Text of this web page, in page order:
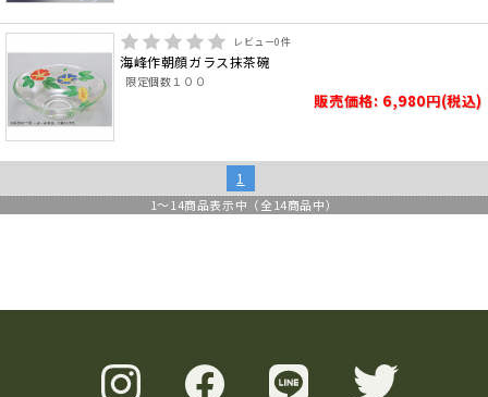
レビュー0件
海峰作朝顔ガラス抹茶碗
限定個数１００
販売価格: 6,980円(税込)
1
1～ 14商品表示中（全 14商品中）